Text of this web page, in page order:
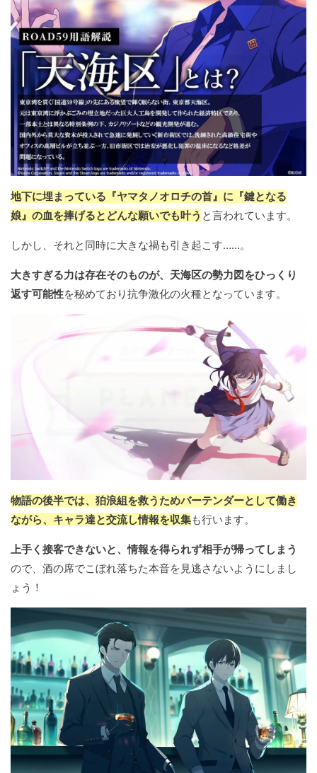
地下に埋まっている『ヤマタノオロチの首』に『鍵となる
娘』の血を捧げるとどんな願いでも叶う と言われています。
しかし、それと同時に大きな禍も引き起こす……。
大きすぎる力は存在そのものが、天海区の勢力図をひっくり
返す可能性を秘めており抗争激化の火種となっています。
物語の後半では、狛浪組を救うためバーテンダーとして働き
ながら、キャラ達と交流し情報を収集も行います。
上手く接客できないと、情報を得られず相手が帰ってしまう
ので、酒の席でこぼれ落ちた本音を見逃さないようにしまし
ょう！